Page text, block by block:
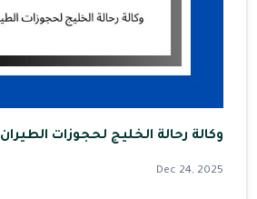
وكالة رحالة الخليج لحجوزات الطيران
Dec 24, 2025